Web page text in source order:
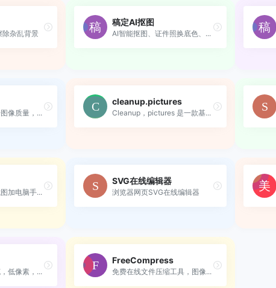
除杂乱背景
稿定AI抠图
AI智能抠图、证件照换底色、...
像质量，...
cleanup.pictures
Cleanup，pictures 是一款基...
加电脑手...
SVG在线编辑器
浏览器网页SVG在线编辑器
低像素，...
FreeCompress
免费在线文件压缩工具，图像...